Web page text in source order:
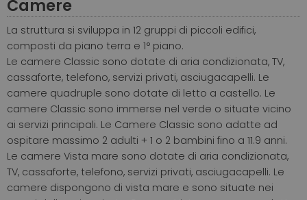
Camere
La struttura si sviluppa in 12 gruppi di piccoli edifici,
composti da piano terra e 1° piano.
Le camere Classic sono dotate di aria condizionata, TV,
cassaforte, telefono, servizi privati, asciugacapelli. Le
camere quadruple sono dotate di letto a castello. Le
camere Classic sono immerse nel verde o situate vicino
ai servizi principali. Le Camere Classic sono adatte ad
ospitare massimo 2 adulti + 1 o 2 bambini fino a 11.9 anni.
Le camere Vista mare sono dotate di aria condizionata,
TV, cassaforte, telefono, servizi privati, asciugacapelli. Le
camere dispongono di vista mare e sono situate nei